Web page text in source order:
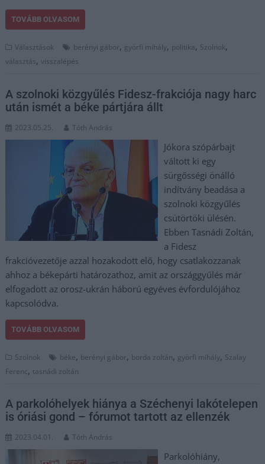
TOVÁBB OLVASOM
Választások berényi gábor, györfi mihály, politika, Szolnok,
választás,visszalépés
A szolnoki közgyűlés Fidesz-frakciója nagy harc
után ismét a béke pártjára állt
2023.05.25. Tóth András
Jókora szópárbajt
váltott ki egy
sürgősségi önálló
indítvány beadása a
szolnoki közgyűlés
csütörtöki ülésén.
Ebben Tasnádi Zoltán,
a Fidesz
frakcióvezetője azzal hozakodott elő, hogy csatlakozzanak
ahhoz a békepárti határozathoz, amit az országgyűlés már
elfogadott az orosz-ukrán háború egyéves évfordulójához
kapcsolódva.
TOVÁBB OLVASOM
Szolnok béke, berényi gábor, borda zoltán, györfi mihály, Szalay
Ferenc, tasnádi zoltán
A parkolóhelyek hiánya a Széchenyi lakótelepen
is óriási gond – fórumot tartott az ellenzék
2023.04.01. Tóth András
Parkolóhiány,